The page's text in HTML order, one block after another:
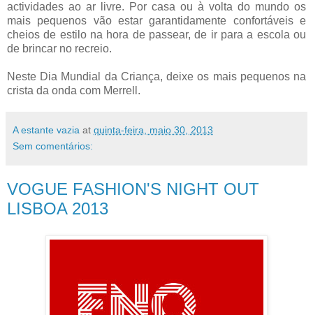
actividades ao ar livre. Por casa ou à volta do mundo os
mais pequenos vão estar garantidamente confortáveis e
cheios de estilo na hora de passear, de ir para a escola ou
de brincar no recreio.
Neste Dia Mundial da Criança, deixe os mais pequenos na
crista da onda com Merrell.
A estante vazia at quinta-feira, maio 30, 2013
Sem comentários:
VOGUE FASHION'S NIGHT OUT
LISBOA 2013